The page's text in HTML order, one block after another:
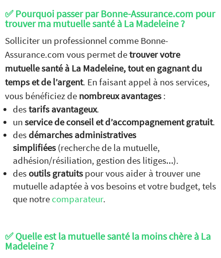
✅ Pourquoi passer par Bonne-Assurance.com pour
trouver ma mutuelle santé à La Madeleine ?
Solliciter un professionnel comme Bonne-
Assurance.com vous permet detrouver votre
mutuelle santé à La Madeleine, tout en gagnant du
temps et de l’argent. En faisant appel à nos services,
vous bénéficiez de nombreux avantages :
destarifs avantageux.
un service de conseil et d’accompagnement gratuit.
des démarches administratives
simplifiées (recherche de la mutuelle,
adhésion/résiliation, gestion des litiges…).
des outils gratuits pour vous aider à trouver une
mutuelle adaptée à vos besoins et votre budget, tels
que notre comparateur.
✅ Quelle est la mutuelle santé la moins chère à La
Madeleine ?
Comparez nos offres de
mutuelleGRATUITEMENT
etSANS ENGAGEMENT
JE COMPARE
les devis mutuelles santé